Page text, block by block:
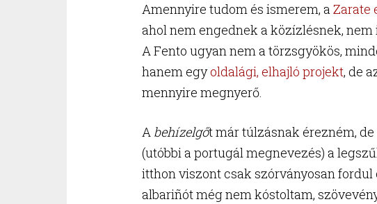
Amennyire tudom és ismerem, aZarate
ahol nem engednek a közízlésnek,
A Fento ugyan nem a törzsgyökös,
hanem egyoldalági, elhajló projekt, de
mennyire megnyerő.
A behízelgőt már túlzásnak érezném, de
(utóbbi a portugál megnevezés) a
itthon viszont csak szórványosan fordul
albariñót még nem kóstoltam,